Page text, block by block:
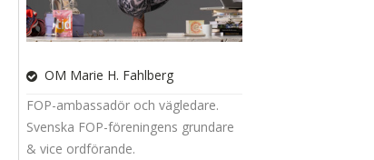
OM Marie H. Fahlberg
FOP-ambassadör och vägledare.
Svenska FOP-föreningens grundare
& vice ordförande.